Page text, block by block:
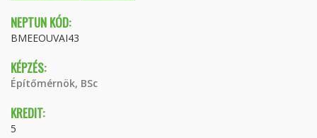
NEPTUN KÓD:
BMEEOUVAI43
KÉPZÉS:
Építőmérnök, BSc
KREDIT:
5